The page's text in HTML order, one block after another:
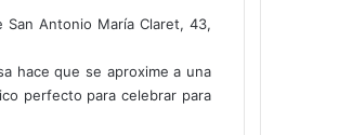
San Antonio María Claret, 43,
hace que se aproxime a una
perfecto para celebrar para